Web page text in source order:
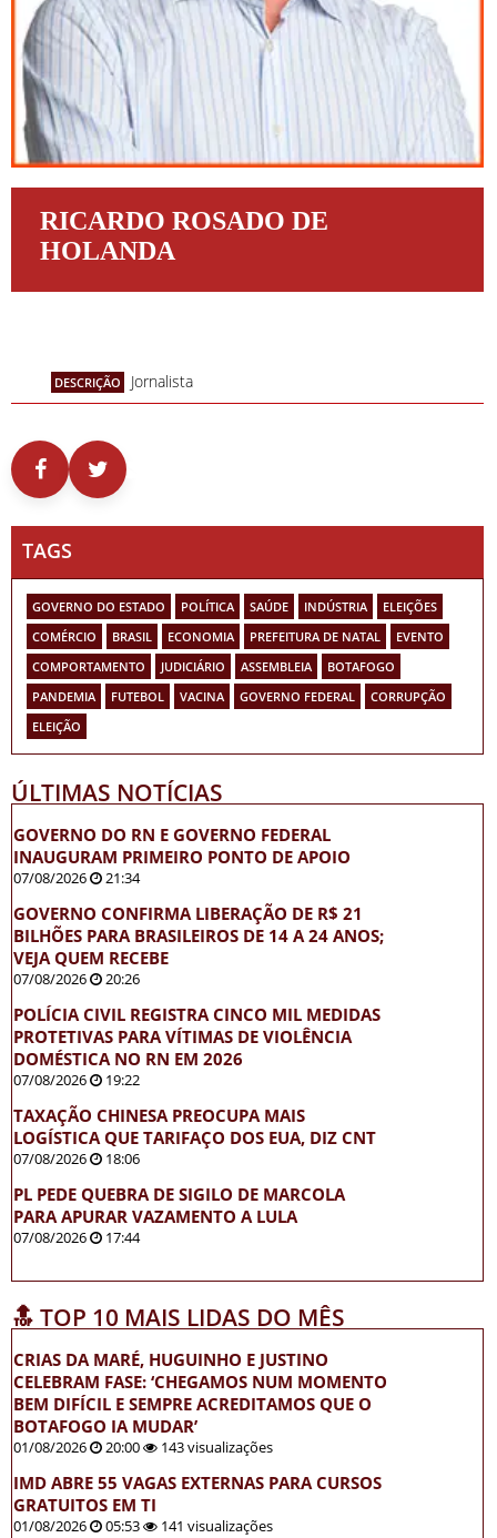
RICARDO ROSADO DE
HOLANDA
DESCRIÇÃO Jornalista
TAGS
GOVERNO DO ESTADO POLÍTICA SAÚDE INDÚSTRIA
ELEIÇÕES
COMÉRCIO
BRASIL ECONOMIA PREFEITURA DE NATAL
EVENTO
COMPORTAMENTO
JUDICIÁRIO ASSEMBLEIA
BOTAFOGO
PANDEMIA
FUTEBOL VACINA GOVERNO FEDERAL
CORRUPÇÃO
ELEIÇÃO
ÚLTIMAS NOTÍCIAS
GOVERNO DO RN E GOVERNO FEDERAL
INAUGURAM PRIMEIRO PONTO DE APOIO
07/08/2026 21:34
GOVERNO CONFIRMA LIBERAÇÃO DE R$ 21
BILHÕES PARA BRASILEIROS DE 14 A 24 ANOS;
VEJA QUEM RECEBE
07/08/2026 20:26
POLÍCIA CIVIL REGISTRA CINCO MIL MEDIDAS
PROTETIVAS PARA VÍTIMAS DE VIOLÊNCIA
DOMÉSTICA NO RN EM 2026
07/08/2026 19:22
TAXAÇÃO CHINESA PREOCUPA MAIS
LOGÍSTICA QUE TARIFAÇO DOS EUA, DIZ CNT
07/08/2026 18:06
PL PEDE QUEBRA DE SIGILO DE MARCOLA
PARA APURAR VAZAMENTO A LULA
07/08/2026 17:44
🔝 TOP 10 MAIS LIDAS DO MÊS
CRIAS DA MARÉ, HUGUINHO E JUSTINO
CELEBRAM FASE: ‘CHEGAMOS NUM MOMENTO
BEM DIFÍCIL E SEMPRE ACREDITAMOS QUE O
BOTAFOGO IA MUDAR’
01/08/2026 20:00 143 visualizações
IMD ABRE 55 VAGAS EXTERNAS PARA CURSOS
GRATUITOS EM TI
01/08/2026 05:53 141 visualizações